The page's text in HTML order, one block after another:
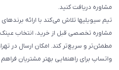
مشاوره دریافت کنید.
تیم سیویلیها تلاش می‌کند با ارائه
مشاوره تخصصی قبل از خرید، انتخاب عینک
مطمئن‌تر و سریع‌تر کند. امکان ارسال در
واتساپ برای راهنمایی بهتر مشتریان